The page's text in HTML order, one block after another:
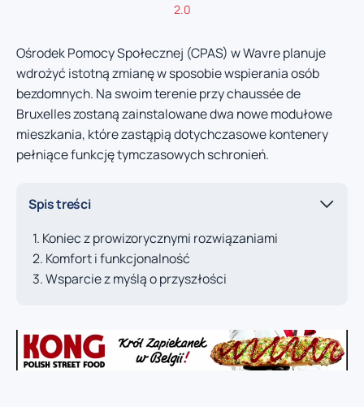
2.0
Ośrodek Pomocy Społecznej (CPAS) w Wavre planuje
wdrożyć istotną zmianę w sposobie wspierania osób
bezdomnych. Na swoim terenie przy chaussée de
Bruxelles zostaną zainstalowane dwa nowe modułowe
mieszkania, które zastąpią dotychczasowe kontenery
pełniące funkcję tymczasowych schronień.
Spis treści
Koniec z prowizorycznymi rozwiązaniami
Komfort i funkcjonalność
Wsparcie z myślą o przyszłości